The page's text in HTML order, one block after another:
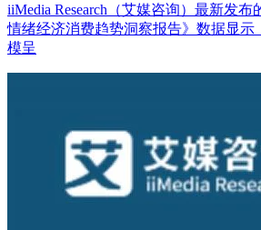
iiMedia Research（艾媒咨询）最新发布
情绪经济消费趋势洞察报告》数据显示
模呈